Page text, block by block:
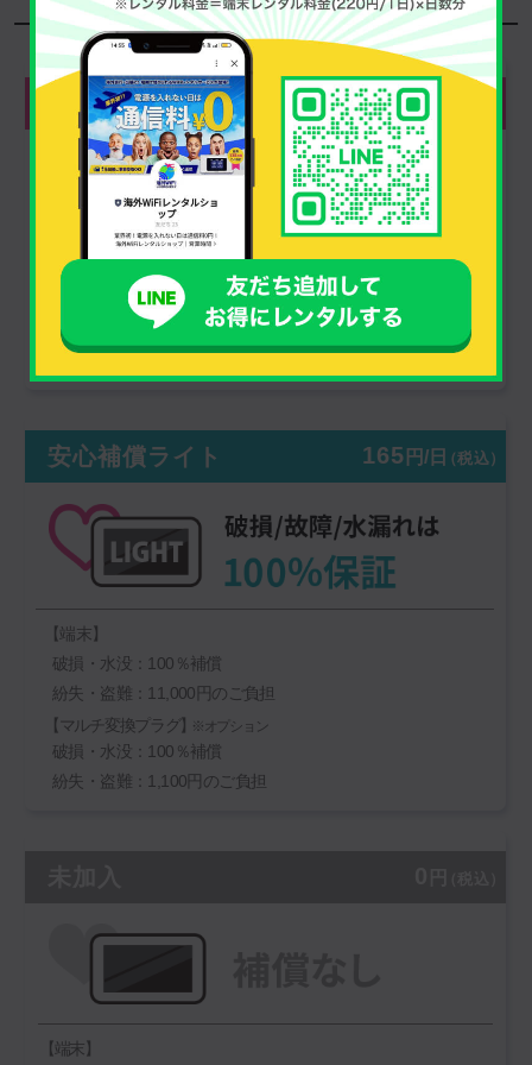
選べる安心補償はコチラ!
安心補償フル 330円/日
【端末】
【マルチ変換プラグ】
※オプション
すべて無償
安心補償ライト 165 円/日（税込）
【端末】
破損・水没：100％補償
紛失・盗難：11,000円のご負担
【マルチ変換プラグ】※オプション
破損・水没：100％補償
紛失・盗難：1,100円のご負担
【端末】